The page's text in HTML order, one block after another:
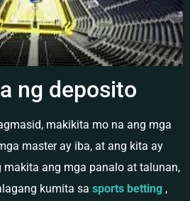
ng deposito
makikita mo na ang mga
master ay iba, at ang kita ay
makita ang mga panalo at talunan,
kumita sa sports betting ,